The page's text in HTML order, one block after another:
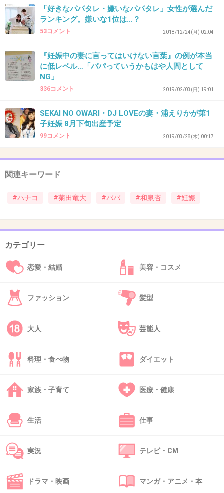
+79 -0
37. 匿名2019/12/30(月) 21:16:17
>>11
思った
初めて見たけど目からして狂気じみてる
+9 -0
>>16
性別は一緒だね
+5
2019/12/30(月) 21:17:19
奥さん、なんだか東尾理子みたいな口元
40. 匿名
Wの時実況トピ見てたけど妊娠してるってコメ
ントいくつか見た
お腹も出てた
+29
41. 匿名
ナイツの土屋に似てるね
「好きなパパタレ・嫌いなパパタレ」女性が選んだ
ランキング。嫌いな1位は…？
53コメント 2018/12/24(月) 02:04
『妊娠中の妻に言ってはいけない言葉』の例が本当
に低レベル…「パパっていうかもはや人間として
NG」
336コメント 2019/02/03(日) 19:01
SEKAI NO OWARI・DJ LOVEの妻・浦えりかが第1
子妊娠 8月下旬出産予定
99コメント 2019/03/28(木) 00:17
関連キーワード
#ハナコ #菊田竜大 #パパ #和泉杏 #妊娠
カテゴリー
恋愛・結婚 美容・コスメ
ファッション 髪型
大人 芸能人
料理・食べ物 ダイエット
家族・子育て 医療・健康
生活 仕事
実況 テレビ・CM
ドラマ・映画 マンガ・アニメ・本